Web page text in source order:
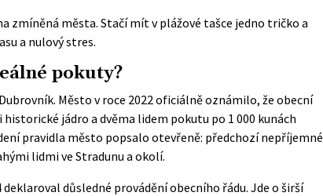
zmíněná města. Stačí mít v plážové tašce jedno tričko a
a nulový stres.
pokuty?
Město v roce 2022oficiálně oznámilo, že obecní
jádro a dvěma lidem pokutu po 1 000 kunách
pravidla město popsalo otevřeně: předchozí nepříjemné
lidmi ve Stradunu a okolí.
důsledné provádění obecního řádu. Jde o širší